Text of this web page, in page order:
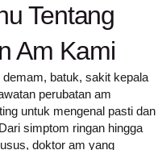
Tentang
Am Kami
batuk, sakit kepala
perubatan am
untuk mengenal pasti dan
simptom ringan hingga
doktor am yang